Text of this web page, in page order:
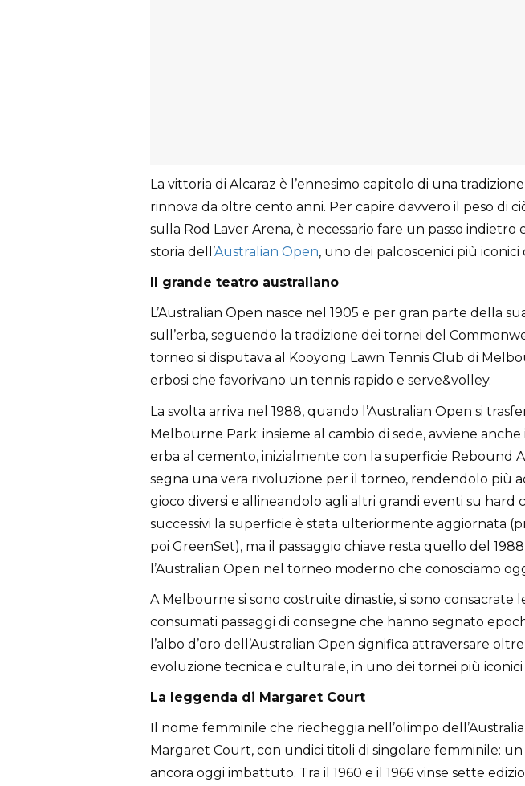
La vittoria di Alcaraz è l’ennesimo capitolo di una
rinnova da oltre cento anni. Per capire davvero il peso di
sulla Rod Laver Arena, è necessario fare un passo indietro
storia dell’Australian Open, uno dei palcoscenici più
Il grande teatro australiano
L’Australian Open nasce nel 1905 e per gran parte della
sull’erba, seguendo la tradizione dei tornei del
torneo si disputava al Kooyong Lawn Tennis Club di
erbosi che favorivano un tennis rapido e serve&volley.
La svolta arriva nel 1988, quando l’Australian Open si
Melbourne Park: insieme al cambio di sede, avviene anche
erba al cemento, inizialmente con la superficie Rebound
segna una vera rivoluzione per il torneo, rendendolo più
gioco diversi e allineandolo agli altri grandi eventi su hard
successivi la superficie è stata ulteriormente aggiornata
poi GreenSet), ma il passaggio chiave resta quello del
l’Australian Open nel torneo moderno che conosciamo
A Melbourne si sono costruite dinastie, si sono consacrate
consumati passaggi di consegne che hanno segnato
l’albo d’oro dell’Australian Open significa attraversare
evoluzione tecnica e culturale, in uno dei tornei più iconici
La leggenda di Margaret Court
Il nome femminile che riecheggia nell’olimpo
Margaret Court, con undici titoli di singolare femminile:
ancora oggi imbattuto. Tra il 1960 e il 1966 vinse sette